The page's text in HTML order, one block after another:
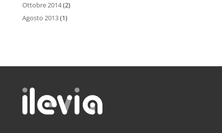
Ottobre 2014(2)
Agosto 2013(1)